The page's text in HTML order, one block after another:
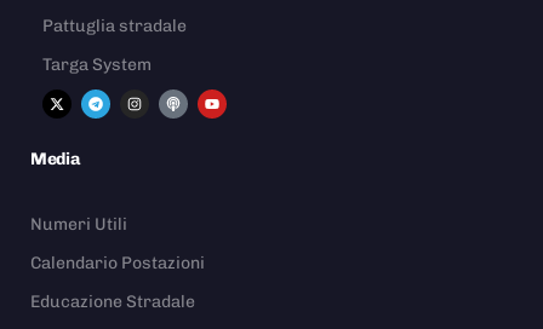
Pattuglia stradale
Targa System
Media
Numeri Utili
Calendario Postazioni
Educazione Stradale